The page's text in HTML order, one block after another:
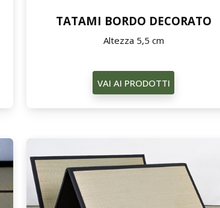
TATAMI BORDO DECORATO
Altezza 5,5 cm
VAI AI PRODOTTI